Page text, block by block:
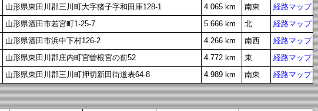
山形県東田川郡三川町大字猪子字和田庫128-1 4.065 km 南東
経路マップ
山形県酒田市若宮町1-25-7 5.666 km 北
経路マップ
山形県酒田市浜中下村126-2 4.266 km 南西
経路マップ
山形県東田川郡庄内町宮曽根宮の前52 4.772 km 東
経路マップ
山形県東田川郡三川町押切新田街道表64-8 4.989 km 南東 経路マップ